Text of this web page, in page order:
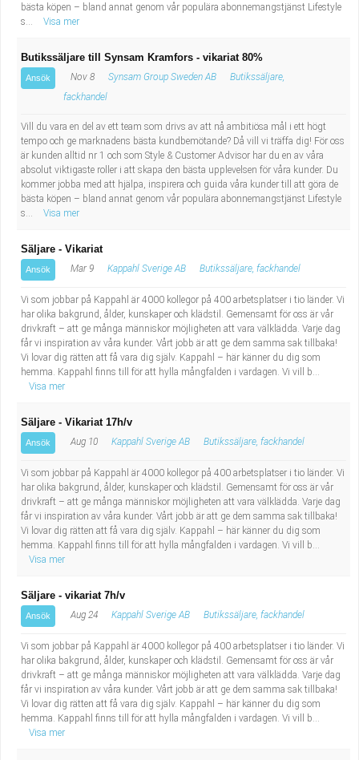
bästa köpen – bland annat genom vår populära abonnemangstjänst Lifestyle
s...
Visa mer
Butikssäljare till Synsam Kramfors - vikariat 80%
Ansök Nov 8 Synsam Group Sweden AB
Butikssäljare,
fackhandel
Vill du vara en del av ett team som drivs av att nå ambitiösa mål i ett högt
tempo och ge marknadens bästa kundbemötande? Då vill vi träffa dig! För oss
är kunden alltid nr 1 och som Style & Customer Advisor har du en av våra
absolut viktigaste roller i att skapa den bästa upplevelsen för våra kunder. Du
kommer jobba med att hjälpa, inspirera och guida våra kunder till att göra de
bästa köpen – bland annat genom vår populära abonnemangstjänst Lifestyle
s...
Visa mer
Säljare - Vikariat
Ansök Mar 9 Kappahl Sverige AB Butikssäljare, fackhandel
Vi som jobbar på Kappahl är 4000 kollegor på 400 arbetsplatser i tio länder. Vi
har olika bakgrund, ålder, kunskaper och klädstil. Gemensamt för oss är vår
drivkraft – att ge många människor möjligheten att vara välklädda. Varje dag
får vi inspiration av våra kunder. Vårt jobb är att ge dem samma sak tillbaka!
Vi lovar dig rätten att få vara dig själv. Kappahl – här känner du dig som
hemma. Kappahl finns till för att hylla mångfalden i vardagen. Vi vill b...
Visa mer
Säljare - Vikariat 17h/v
Ansök Aug 10 Kappahl Sverige AB Butikssäljare, fackhandel
Vi som jobbar på Kappahl är 4000 kollegor på 400 arbetsplatser i tio länder. Vi
har olika bakgrund, ålder, kunskaper och klädstil. Gemensamt för oss är vår
drivkraft – att ge många människor möjligheten att vara välklädda. Varje dag
får vi inspiration av våra kunder. Vårt jobb är att ge dem samma sak tillbaka!
Vi lovar dig rätten att få vara dig själv. Kappahl – här känner du dig som
hemma. Kappahl finns till för att hylla mångfalden i vardagen. Vi vill b...
Visa mer
Säljare - vikariat 7h/v
Ansök Aug 24 Kappahl Sverige AB Butikssäljare, fackhandel
Vi som jobbar på Kappahl är 4000 kollegor på 400 arbetsplatser i tio länder. Vi
har olika bakgrund, ålder, kunskaper och klädstil. Gemensamt för oss är vår
drivkraft – att ge många människor möjligheten att vara välklädda. Varje dag
får vi inspiration av våra kunder. Vårt jobb är att ge dem samma sak tillbaka!
Vi lovar dig rätten att få vara dig själv. Kappahl – här känner du dig som
hemma. Kappahl finns till för att hylla mångfalden i vardagen. Vi vill b...
Visa mer